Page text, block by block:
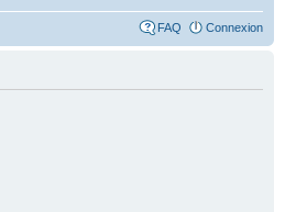
FAQ Connexion